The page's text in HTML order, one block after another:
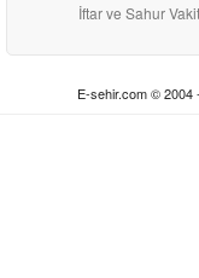
İftar ve Sahur
E-sehir.com © 2004